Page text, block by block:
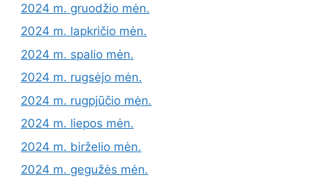
2024 m. gruodžio mėn.
2024 m. lapkričio mėn.
2024 m. spalio mėn.
2024 m. rugsėjo mėn.
2024 m. rugpjūčio mėn.
2024 m. liepos mėn.
2024 m. birželio mėn.
2024 m. gegužės mėn.